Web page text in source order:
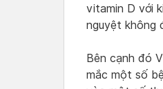
vitamin D với
nguyệt không
Bên cạnh đó
mắc một số